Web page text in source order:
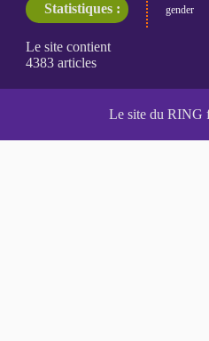
Statistiques :
gender
Le site du RING